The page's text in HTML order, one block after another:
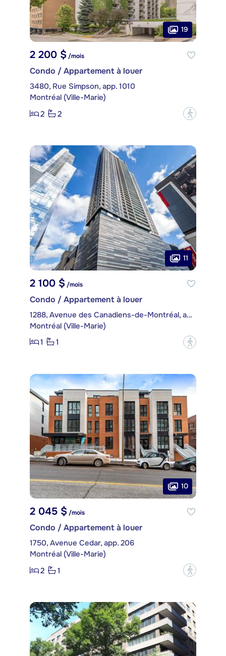
19
2 200 $/mois
Condo / Appartement à louer
3480, Rue Simpson, app. 1010
Montréal (Ville-Marie)
2
2 ?
11
2 100 $ /mois
Condo / Appartement à louer
1288, Avenue des Canadiens-de-Montréal, app. 2104
Montréal (Ville-Marie)
1
1 ?
10
2 045 $/mois
Condo / Appartement à louer
1750, Avenue Cedar, app. 206
Montréal (Ville-Marie)
2
1 ?